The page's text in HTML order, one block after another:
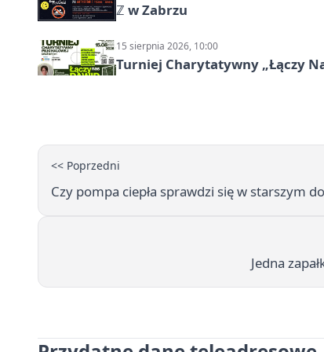
ℤ w Zabrzu
15 sierpnia 2026, 10:00
Turniej Charytatywny „Łączy
<< Poprzedni
Czy pompa ciepła sprawdzi się w starszym
Jedna